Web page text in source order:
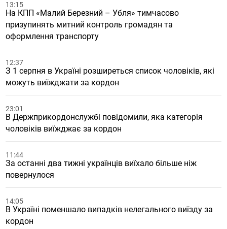
13:15
На КПП «Малий Березний – Убля» тимчасово
призупинять митний контроль громадян та
оформлення транспорту
12:37
З 1 серпня в Україні розширеться список чоловіків, які
можуть виїжджати за кордон
23:01
В Держприкордонслужбі повідомили, яка категорія
чоловіків виїжджає за кордон
11:44
За останні два тижні українців виїхало більше ніж
повернулося
14:05
В Україні поменшало випадків нелегального виїзду за
кордон